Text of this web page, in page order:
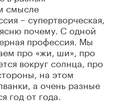
смысле
– супертворческая,
почему. С одной
профессия. Мы
про «жи, ши», про
вокруг солнца, про
на этом
а очень разные
год от года.